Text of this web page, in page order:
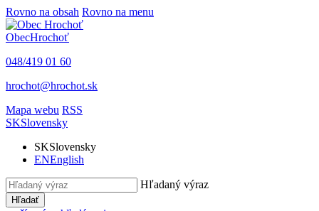
Rovno na obsah Rovno na menu
ObecHrochoť
048/419 01 60
hrochot@hrochot.sk
Mapa webu RSS
SKSlovensky
SKSlovensky
ENEnglish
Hľadaný výraz
Hľadať